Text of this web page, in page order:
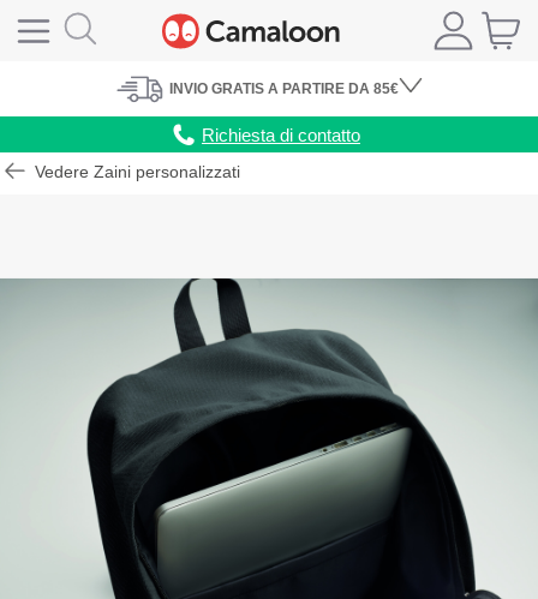
INVIO GRATIS A PARTIRE DA 85€
Richiesta di contatto
Vedere Zaini personalizzati